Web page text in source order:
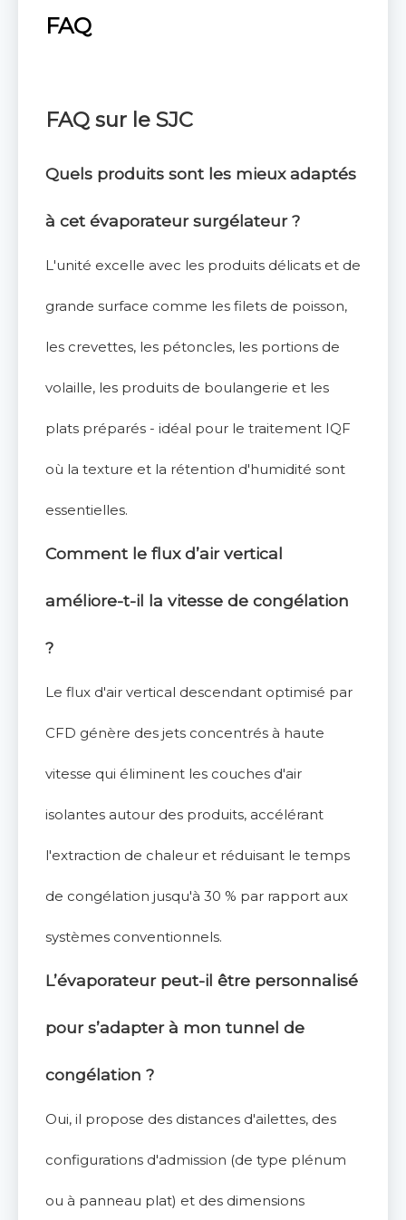
FAQ
FAQ sur le SJC
Quels produits sont les mieux adaptés
à cet évaporateur surgélateur ?
L'unité excelle avec les produits délicats et de
grande surface comme les filets de poisson,
les crevettes, les pétoncles, les portions de
volaille, les produits de boulangerie et les
plats préparés - idéal pour le traitement IQF
où la texture et la rétention d'humidité sont
essentielles.
Comment le flux d’air vertical
améliore-t-il la vitesse de congélation
?
Le flux d'air vertical descendant optimisé par
CFD génère des jets concentrés à haute
vitesse qui éliminent les couches d'air
isolantes autour des produits, accélérant
l'extraction de chaleur et réduisant le temps
de congélation jusqu'à 30 % par rapport aux
systèmes conventionnels.
L’évaporateur peut-il être personnalisé
pour s’adapter à mon tunnel de
congélation ?
Oui, il propose des distances d'ailettes, des
configurations d'admission (de type plénum
ou à panneau plat) et des dimensions